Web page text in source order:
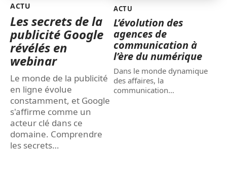
ACTU
Les secrets de la
publicité Google
révélés en
webinar
Le monde de la publicité
en ligne évolue
constamment, et Google
s'affirme comme un
acteur clé dans ce
domaine. Comprendre
les secrets…
ACTU
L’évolution des
agences de
communication à
l’ère du numérique
Dans le monde dynamique
des affaires, la
communication…